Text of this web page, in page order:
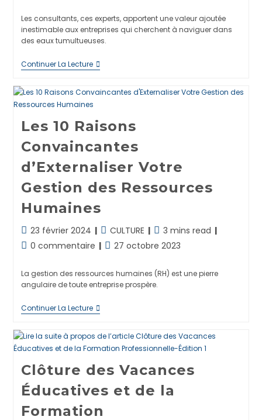
Les consultants, ces experts, apportent une valeur ajoutée
inestimable aux entreprises qui cherchent à naviguer dans
des eaux tumultueuses.
Continuer La LectureLa
Force
Consultants
Les 10 Raisons
Convaincantes
d’Externaliser Votre
Gestion des Ressources
Humaines
Dernière
modification
publication :
23 février 2024
Post
category:
CULTURE
Temps
de
3 mins read
Commentaires
la
publication :
0 commentaire
Publication
27 octobre 2023
La gestion des ressources humaines (RH) est une pierre
angulaire de toute entreprise prospère.
Continuer La LectureLes
10
Convaincantes
D’Externaliser
Gestion
Des
Ressources
Humaines
Clôture des Vacances
Éducatives et de la
Formation